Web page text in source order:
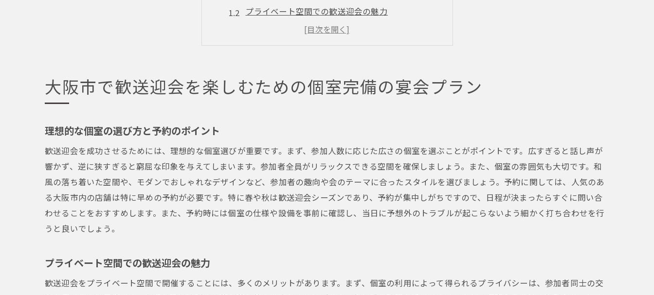
プライベート空間での歓送迎会の魅力
団体向けの特別プランの内容紹介
参加者が満足するコース料理の選び方
成功する歓送迎会のための準備チェックリスト
歓送迎会の成功は団体向け個室選びから
人数に応じた最適な個室の選び方
個室予約時の注意点と確認事項
予約が取れないときの対処法
個室プランで重要なスペースの活用法
大阪市の季節の美味を味わう歓送迎会プラン
大阪市で歓送迎会を楽しむための個室完備の宴会プラン
理想的な個室の選び方と予約のポイント
歓送迎会を成功させるためには、理想的な個室選びが重要です。まず、参加人数に応じた広さの個室を選ぶことがポイントです。広すぎると話し声が
響かず、逆に狭すぎると窮屈な印象を与えてしまいます。参加者全員がリラックスできる空間を確保しましょう。また、個室の雰囲気も大切です。和
風の落ち着いた空間や、モダンでおしゃれなデザインなど、参加者の趣向や会のテーマに合ったスタイルを選びましょう。予約に関しては、人気のあ
る大阪市内の店舗は特に早めの予約が必要です。特に春や秋は歓送迎会シーズンであり、予約が集中しがちですので、日程が決まったらすぐに問い合
わせることをおすすめします。また、予約時には個室の仕様や設備を事前に確認し、当日に予想外のトラブルが起こらないよう細かく打ち合わせを行
うと良いでしょう。
プライベート空間での歓送迎会の魅力
歓送迎会をプライベート空間で開催することには、多くのメリットがあります。まず、個室の利用によって得られるプライバシーは、参加者同士の交